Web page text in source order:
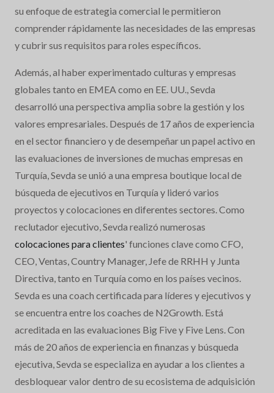
su enfoque de estrategia comercial le permitieron
comprender rápidamente las necesidades de las empresas
y cubrir sus requisitos para roles específicos.
Además, al haber experimentado culturas y empresas
globales tanto en EMEA como en EE. UU., Sevda
desarrolló una perspectiva amplia sobre la gestión y los
valores empresariales. Después de 17 años de experiencia
en el sector financiero y de desempeñar un papel activo en
las evaluaciones de inversiones de muchas empresas en
Turquía, Sevda se unió a una empresa boutique local de
búsqueda de ejecutivos en Turquía y lideró varios
proyectos y colocaciones en diferentes sectores. Como
reclutador ejecutivo, Sevda realizó numerosas
colocaciones para clientes' funciones clave como CFO,
CEO, Ventas, Country Manager, Jefe de RRHH y Junta
Directiva, tanto en Turquía como en los países vecinos.
Sevda es una coach certificada para líderes y ejecutivos y
se encuentra entre los coaches de N2Growth. Está
acreditada en las evaluaciones Big Five y Five Lens. Con
más de 20 años de experiencia en finanzas y búsqueda
ejecutiva, Sevda se especializa en ayudar a los clientes a
desbloquear valor dentro de su ecosistema de adquisición